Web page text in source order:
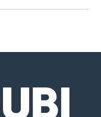
السرعة القصوى لسيارة نيسان ليف